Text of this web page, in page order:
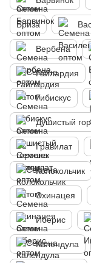
Бриза
Вербена
Гайлардия
Гибискус
Душистый
Гравилат
Колокольчик
Эхинацея
Иберис
Календула